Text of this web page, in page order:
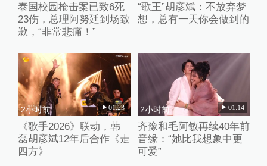
泰国校园枪击案已致6死
23伤，总理阿努廷到场致
歉，“非常悲痛！”
“歌王”胡彦斌：不放弃梦
想，总有一天你会做到的
2小时前 01:23
《歌手2026》联动，韩
磊胡彦斌12年后合作《走
四方》
2小时前 01:14
齐豫和毛阿敏再续40年前
音缘：“她比我想象中更
可爱”